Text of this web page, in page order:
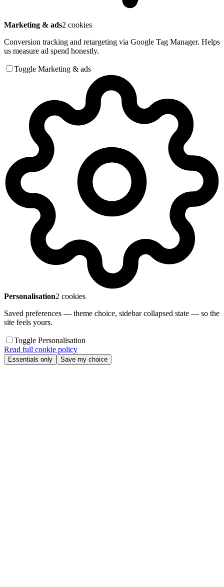
Marketing & ads2 cookies
Conversion tracking and retargeting via Google Tag Manager. Helps
us measure ad spend honestly.
Toggle Marketing & ads
Personalisation2 cookies
Saved preferences — theme choice, sidebar collapsed state — so the
site feels yours.
Toggle Personalisation
Read full cookie policy
Essentials only Save my choice